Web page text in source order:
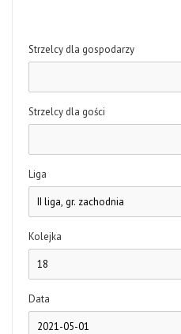
Strzelcy dla gospodarzy
Strzelcy dla gości
Liga
Kolejka
Data